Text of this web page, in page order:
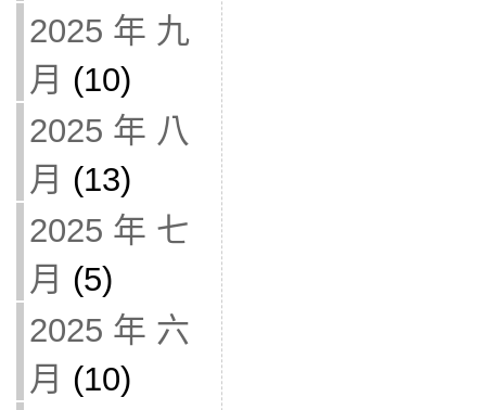
2025 年 九
月 (10)
2025 年 八
月 (13)
2025 年 七
月 (5)
2025 年 六
月 (10)